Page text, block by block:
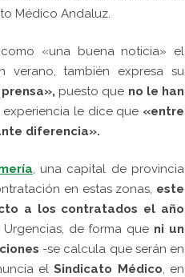
Médico Andaluz.
«una buena noticia» el
también expresa su
puesto que no le han
le dice que «entre
diferencia».
, una capital de provincia
en estas zonas, este
a los contratados el año
de forma que ni un
-se calcula que serán en
elSindicato Médico, en